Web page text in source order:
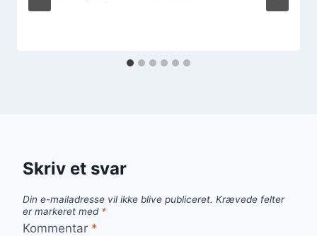
Skriv et svar
Din e-mailadresse vil ikke blive publiceret. Krævede felter
er markeret med *
Kommentar *